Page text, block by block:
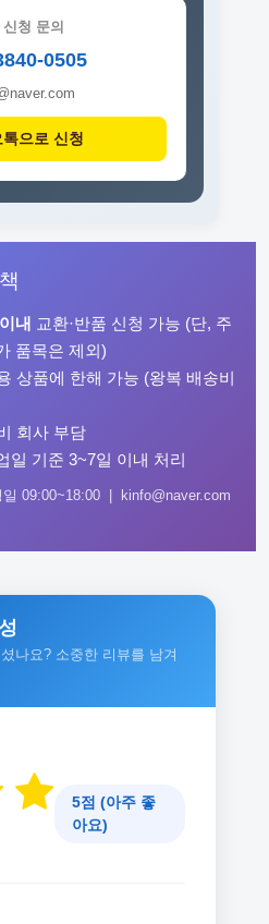
청 문의
0505
으로 신청
내 교환·반품 신청 가능 (단, 주
품목은 제외)
상품에 한해 가능 (왕복 배송비
회사 부담
일 기준 3~7일 이내 처리
09:00~18:00 | kinfo@naver.com
나요? 소중한 리뷰를 남겨
5점 (아주 좋
아요)